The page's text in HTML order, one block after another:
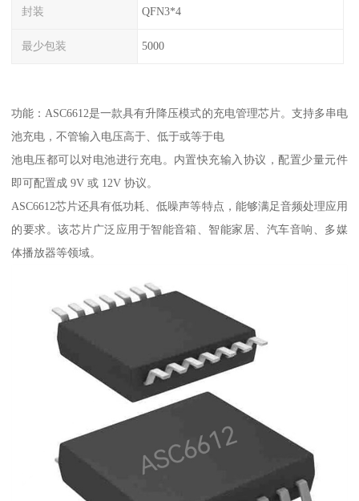
封装 QFN3*4
最少包装 5000
功能：ASC6612是一款具有升降压模式的充电管理芯片。支持多串电
池充电，不管输入电压高于、低于或等于电
池电压都可以对电池进行充电。内置快充输入协议，配置少量元件
即可配置成 9V 或 12V 协议。
ASC6612芯片还具有低功耗、低噪声等特点，能够满足音频处理应用
的要求。该芯片广泛应用于智能音箱、智能家居、汽车音响、多媒
体播放器等领域。